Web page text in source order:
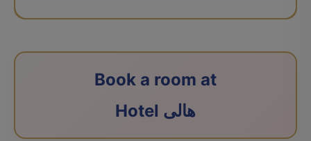
Book a room at
Hotel هالی